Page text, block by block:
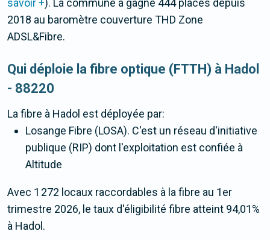
savoir +). La commune a gagné 444 places depuis
2018 au baromètre couverture THD Zone
ADSL&Fibre.
Qui déploie la fibre optique (FTTH) à Hadol
- 88220
La fibre à Hadol est déployée par:
Losange Fibre (LOSA). C'est un réseau d'initiative
publique (RIP) dont l'exploitation est confiée à
Altitude
Avec 1 272 locaux raccordables à la fibre au 1er
trimestre 2026, le taux d'éligibilité fibre atteint 94,01%
à Hadol.